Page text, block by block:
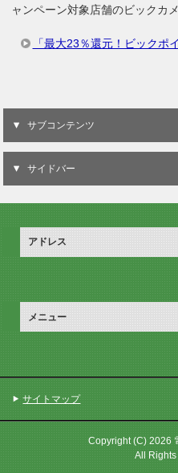
ャンペーン対象店舗のビックカ
「最大23％還元！ビックポ
サブコンテンツ
サイドバー
アドレス
メニュー
サイトマップ
Copyright (C) 2026
All